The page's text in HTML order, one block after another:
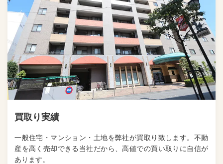
買取り実績
一般住宅・マンション・土地を弊社が買取り致します。不動
産を高く売却できる当社だから、高値での買い取りに自信が
あります。